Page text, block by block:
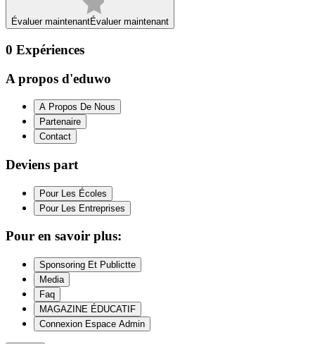
Évaluer maintenantÉvaluer maintenant
0 Expériences
A propos d'eduwo
A Propos De Nous
Partenaire
Contact
Deviens part
Pour Les Écoles
Pour Les Entreprises
Pour en savoir plus:
Sponsoring Et Publictte
Media
Faq
MAGAZINE ÉDUCATIF
Connexion Espace Admin